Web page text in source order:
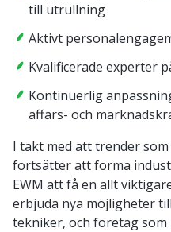
till utrullning
Aktivt
Kvalificerade experter
Kontinuerlig
affärs- och
I takt med att trender
fortsätter att forma
EWM att få en allt
erbjuda nya möjligheter
tekniker, och företag